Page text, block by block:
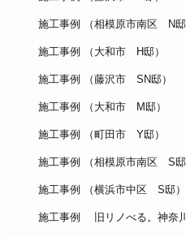
施工事例 （相模原市南区 N邸
施工事例 （大和市 H邸）
施工事例 （藤沢市 SN邸）
施工事例 （大和市 M邸）
施工事例 （町田市 Y邸）
施工事例 （相模原市南区 S邸
施工事例 （横浜市中区 S邸）
施工事例 旧リノべる。神奈